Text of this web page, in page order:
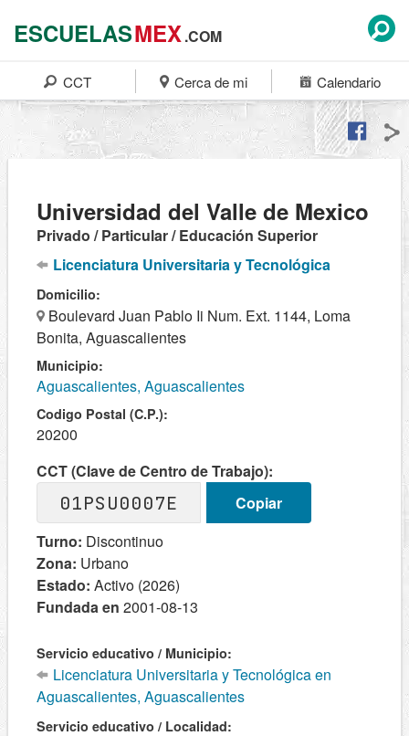
ESCUELASMEX.COM
CCT Cerca de mi Calendario
Universidad del Valle de Mexico
Privado / Particular / Educación Superior
Licenciatura Universitaria y Tecnológica
Domicilio:
Boulevard Juan Pablo Ii Num. Ext. 1144, Loma
Bonita, Aguascalientes
Municipio:
Aguascalientes, Aguascalientes
Codigo Postal (C.P.):
20200
CCT (Clave de Centro de Trabajo):
01PSU0007E
Copiar
Turno: Discontinuo
Zona: Urbano
Estado: Activo (2026)
Fundada en 2001-08-13
Servicio educativo / Municipio:
Licenciatura Universitaria y Tecnológica en
Aguascalientes, Aguascalientes
Servicio educativo / Localidad: